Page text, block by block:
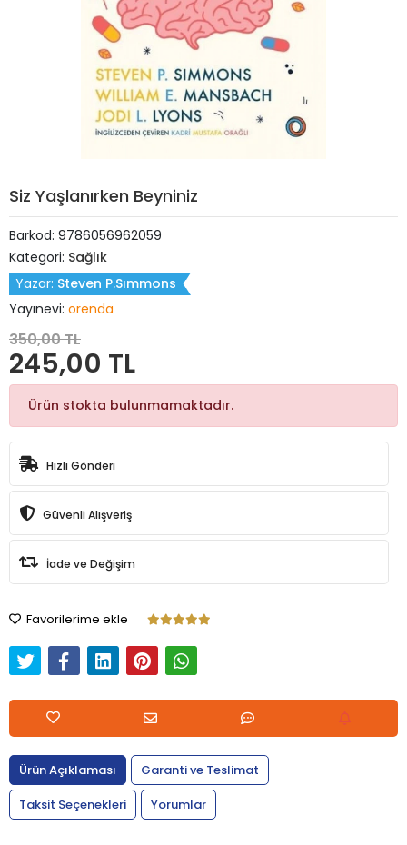
Siz Yaşlanırken Beyniniz
Barkod: 9786056962059
Kategori: Sağlık
Yazar: Steven P.Sımmons
Yayınevi: orenda
350,00 TL
245,00 TL
Ürün stokta bulunmamaktadır.
Hızlı Gönderi
Güvenli Alışveriş
İade ve Değişim
Favorilerime ekle
Ürün Açıklaması
Garanti ve Teslimat
Taksit Seçenekleri
Yorumlar